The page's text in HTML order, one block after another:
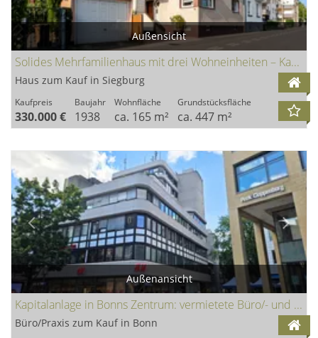
Außensicht
Solides Mehrfamilienhaus mit drei Wohneinheiten – Kapitalanlage mit Entwicklungspotenzial
Haus zum Kauf in Siegburg
Kaufpreis
330.000 €
Baujahr
1938
Wohnfläche
ca. 165 m²
Grundstücksfläche
ca. 447 m²
Außenansicht
Kapitalanlage in Bonns Zentrum: vermietete Büro/- und Praxisflächen in der Fußgängerzone
Büro/Praxis zum Kauf in Bonn